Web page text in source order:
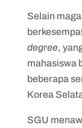
Selain
degree,
mahasiswa
beberapa
Korea
SGU